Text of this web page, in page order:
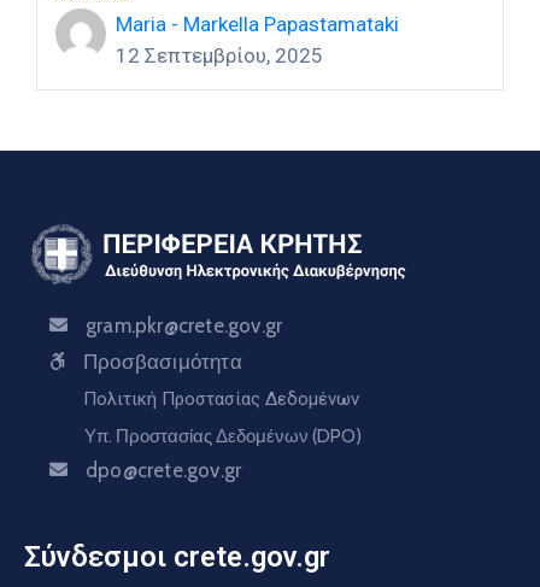
Maria - Markella Papastamataki
12 Σεπτεμβρίου, 2025
gram.pkr@crete.gov.gr
Προσβασιμότητα
Πολιτική Προστασίας Δεδομένων
Υπ. Προστασίας Δεδομένων (DPO)
dpo@crete.gov.gr
Σύνδεσμοι crete.gov.gr